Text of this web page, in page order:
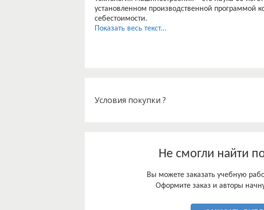
установленном производственной программой
себестоимости.
В настоящее время используют системы
перевооружение его основных отраслей.
В данной работе будет подробно рассмотрен
Показать весь текст...
Условия покупки ?
Не смогли найти
Вы можете заказать учебную
Оформите заказ и авторы